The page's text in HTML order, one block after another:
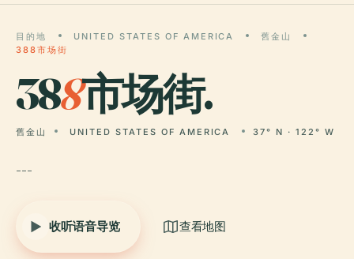
目的地 UNITED STATES OF AMERICA
舊金山
388市场街
388市场街.
舊金山 UNITED STATES OF AMERICA 37° N · 122° W
---
收听语音导览 查看地图